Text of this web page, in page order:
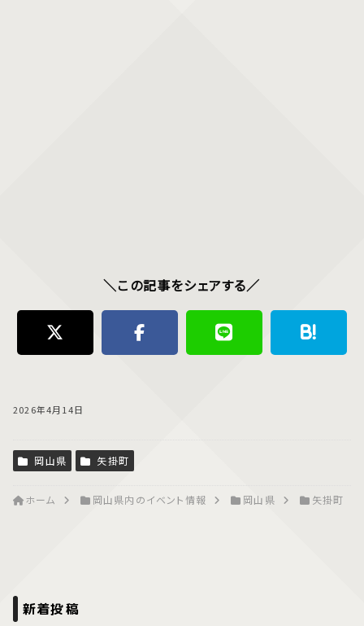
＼この記事をシェアする／
2026年4月14日
岡山県 矢掛町
ホーム 岡山県内のイベント情報 岡山県 矢掛町
新着投稿